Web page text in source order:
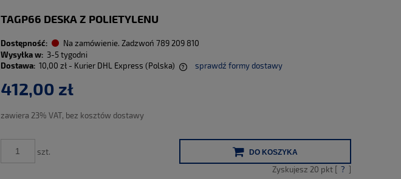
TAGP66 DESKA Z POLIETYLENU
Dostępność: Na zamówienie. Zadzwoń 789 209 810
Wysyłka w: 3-5 tygodni
Dostawa: 10,00 zł - Kurier DHL Express (Polska)
Cena nie zawiera ewentualnych kosztów
sprawdź formy dostawy
412,00 zł
zawiera 23% VAT, bez kosztów dostawy
szt. DO KOSZYKA
Zyskujesz 20 pkt [ ? ]